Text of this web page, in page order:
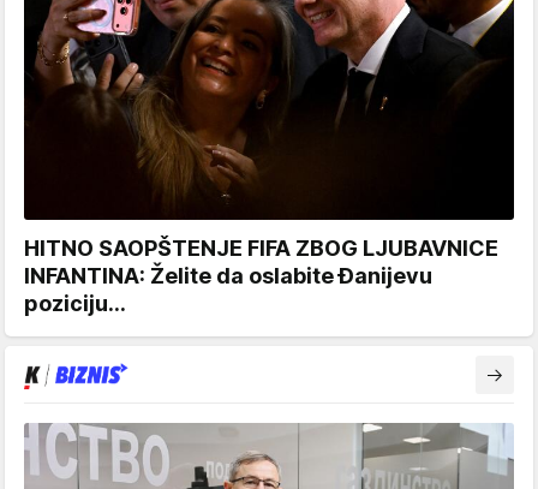
HITNO SAOPŠTENJE FIFA ZBOG LJUBAVNICE
INFANTINA: Želite da oslabite Đanijevu
poziciju...